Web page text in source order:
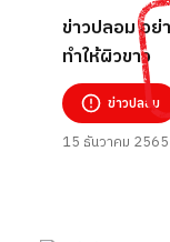
ข่าวปลอม อ
ทำให้ผิวขาว
ข่าวปลอม
15 ธันวาคม